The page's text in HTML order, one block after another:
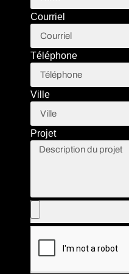
Courriel
Téléphone
Ville
Projet